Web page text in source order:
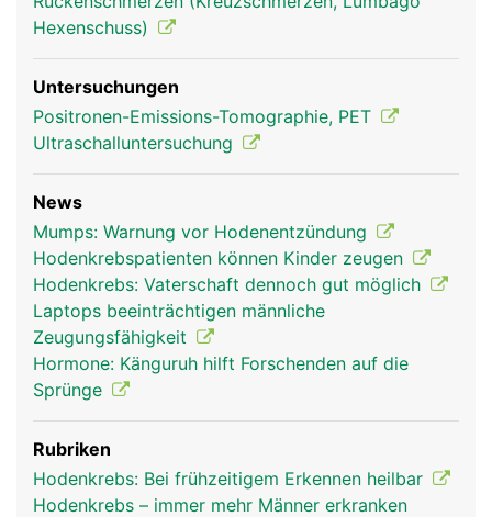
Hexenschuss)
Untersuchungen
Positronen-Emissions-Tomographie, PET
Ultraschalluntersuchung
News
Mumps: Warnung vor Hodenentzündung
Hodenkrebspatienten können Kinder zeugen
Hodenkrebs: Vaterschaft dennoch gut möglich
Laptops beeinträchtigen männliche
Zeugungsfähigkeit
Hormone: Känguruh hilft Forschenden auf die
Sprünge
Rubriken
Hodenkrebs: Bei frühzeitigem Erkennen heilbar
Hodenkrebs – immer mehr Männer erkranken